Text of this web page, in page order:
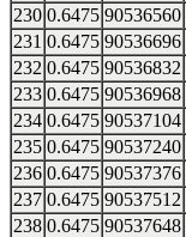
230 0.6475 90536560
231 0.6475 90536696
232 0.6475 90536832
233 0.6475 90536968
234 0.6475 90537104
235 0.6475 90537240
236 0.6475 90537376
237 0.6475 90537512
238 0.6475 90537648